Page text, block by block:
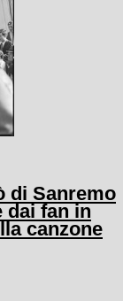
di Sanremo
dai fan in
canzone